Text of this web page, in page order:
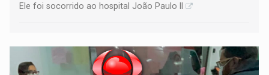
Ele foi socorrido ao hospital João Paulo II